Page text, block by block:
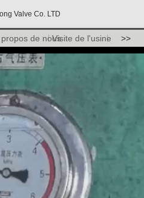
Valve Co. LTD
de nousVisite de l'usine >>